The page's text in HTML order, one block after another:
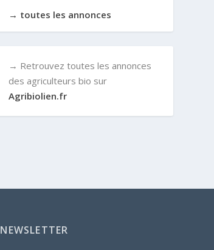
→ toutes les annonces
→ Retrouvez toutes les annonces
des agriculteurs bio sur
Agribiolien.fr
NEWSLETTER